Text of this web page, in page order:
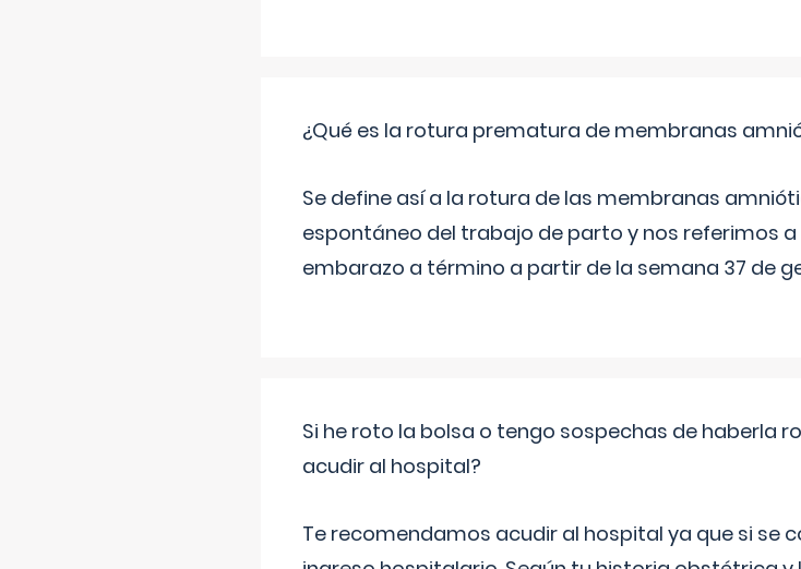
¿Qué es la rotura prematura de membranas
Se define así a la rotura de las membranas
espontáneo del trabajo de parto y nos referimos
embarazo a término a partir de la semana 37 de
Si he roto la bolsa o tengo sospechas de haberla
acudir al hospital?
Te recomendamos acudir al hospital ya que si se